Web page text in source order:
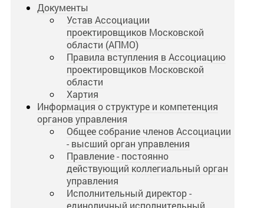
Документы
Устав Ассоциации
проектировщиков Московской
области (АПМО)
Правила вступления в Ассоциацию
проектировщиков Московской
области
Хартия
Информация о структуре и компетенция
органов управления
Общее собрание членов Ассоциации
- высший орган управления
Правление - постоянно
действующий коллегиальный орган
управления
Исполнительный директор -
единоличный исполнительный